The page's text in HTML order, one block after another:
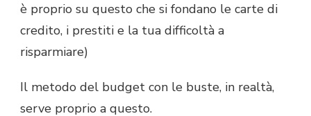
è proprio su questo che si fondano le carte di
credito, i prestiti e la tua difficoltà a
risparmiare)
Il metodo del budget con le buste, in realtà,
serve proprio a questo.